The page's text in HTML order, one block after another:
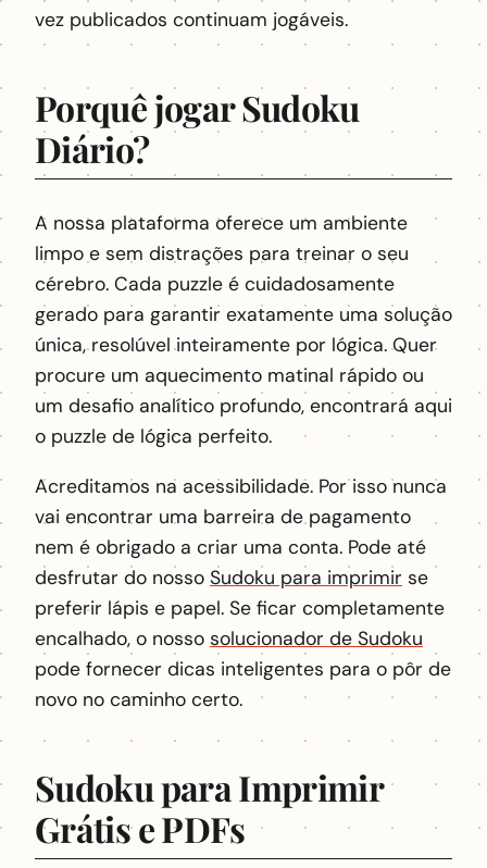
vez publicados continuam jogáveis.
Porquê jogar Sudoku
Diário?
A nossa plataforma oferece um ambiente
limpo e sem distrações para treinar o seu
cérebro. Cada puzzle é cuidadosamente
gerado para garantir exatamente uma solução
única, resolúvel inteiramente por lógica. Quer
procure um aquecimento matinal rápido ou
um desafio analítico profundo, encontrará aqui
o puzzle de lógica perfeito.
Acreditamos na acessibilidade. Por isso nunca
vai encontrar uma barreira de pagamento
nem é obrigado a criar uma conta. Pode até
desfrutar do nosso Sudoku para imprimir se
preferir lápis e papel. Se ficar completamente
encalhado, o nosso solucionador de Sudoku
pode fornecer dicas inteligentes para o pôr de
novo no caminho certo.
Sudoku para Imprimir
Grátis e PDFs